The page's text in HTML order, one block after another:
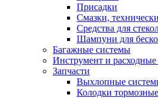
Присадки
Смазки,
Средства для
Шампуни для
Багажные системы
Инструмент и
Запчасти
Выхлопные
Колодки тормозные